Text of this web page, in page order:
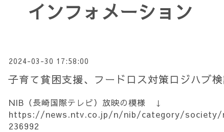
インフォメーション
2024-03-30 17:58:00
子育て貧困支援、フードロス対策ロジハブ
NIB（長崎国際テレビ）放映の模様 ↓
https://news.ntv.co.jp/n/nib/category/society/
236992